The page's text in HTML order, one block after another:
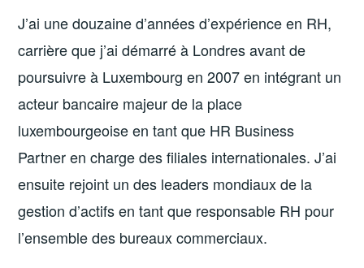
J’ai une douzaine d’années d’expérience en RH,
carrière que j’ai démarré à Londres avant de
poursuivre à Luxembourg en 2007 en intégrant un
acteur bancaire majeur de la place
luxembourgeoise en tant que HR Business
Partner en charge des filiales internationales. J’ai
ensuite rejoint un des leaders mondiaux de la
gestion d’actifs en tant que responsable RH pour
l’ensemble des bureaux commerciaux.